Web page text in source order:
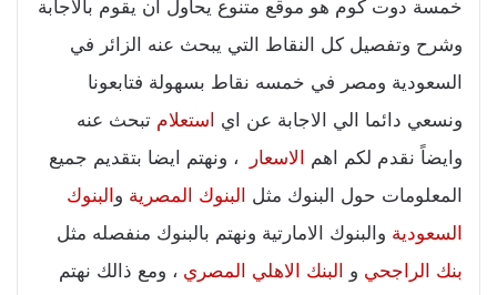
خمسة دوت كوم هو موقع متنوع يحاول ان يقوم بالاجابة
وشرح وتفصيل كل النقاط التي يبحث عنه الزائر في
السعودية ومصر في خمسه نقاط بسهولة فتابعونا
ونسعي دائما الي الاجابة عن اي استعلام تبحث عنه
وايضاً نقدم لكم اهم الاسعار
، ونهتم ايضا بتقديم جميع
المعلومات حول البنوك مثل البنوك المصرية والبنوك
السعودية والبنوك الامارتية ونهتم بالبنوك منفصله مثل
بنك الراجحي و البنك الاهلي المصري ، ومع ذالك نهتم